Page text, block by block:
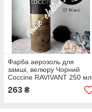
Фарба аерозоль для
замші, велюру Чорний
Coccine RAVIVANT 250 мл
263 ₴